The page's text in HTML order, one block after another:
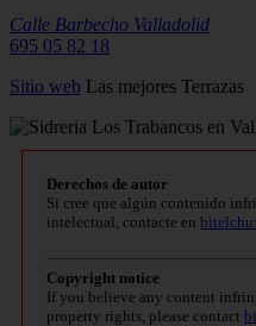
Calle Barbecho Valladolid
695 05 82 18
Sitio web Las mejores Terrazas
Derechos de autor
Si cree que algún contenido
intelectual, contacte en
Copyright notice
If you believe any content
property rights, please contact